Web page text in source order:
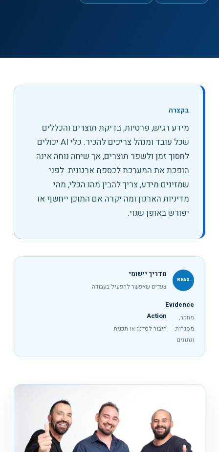
בקצרה
מידע רגיש, פרטיות, בדיקת תוצרים והכללים
שכל עובד ומנהל צריכים להכיר.
כלי AI יכולים
לחסוך זמן ולשפר תוצרים, אך שיחה נוחה אינה
הופכת את המערכת לכספת ארגונית. לפני
שמזינים מידע, צריך להבין מהו הכלי, מהי
מדיניות הארגון ומה יקרה אם התוכן ייחשף או
יפורש באופן שגוי.
READ
מדריך יישומי
צעדים שאפשר להפעיל בעבודה
Evidence
מחקר,
מסגרות
ונתונים
Action
חיבור לסדנה או תכנית